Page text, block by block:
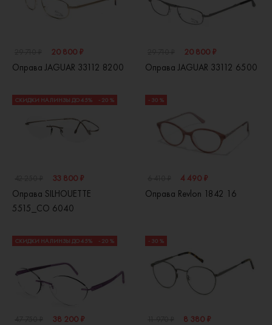
20 800 ₽
Оправа JAGUAR 33112 8200
20 800 ₽
Оправа JAGUAR 33112 6500
СКИДКИ НА ЛИНЗЫ ДО 45% - 20 %
33 800 ₽
Оправа SILHOUETTE
5515_CO 6040
- 30 %
4 490 ₽
Оправа Revlon 1842 16
СКИДКИ НА ЛИНЗЫ ДО 45% - 20 %
38 200 ₽
- 30 %
8 380 ₽